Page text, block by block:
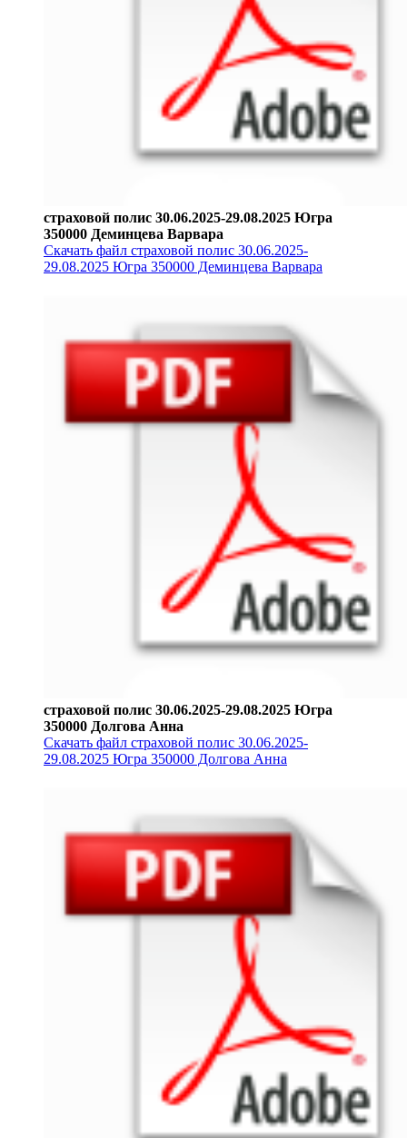
страховой полис 30.06.2025-29.08.2025 Югра
350000 Деминцева Варвара
Скачать файл страховой полис 30.06.2025-
29.08.2025 Югра 350000 Деминцева Варвара
страховой полис 30.06.2025-29.08.2025 Югра
350000 Долгова Анна
Скачать файл страховой полис 30.06.2025-
29.08.2025 Югра 350000 Долгова Анна